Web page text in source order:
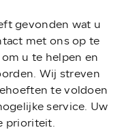
gevonden wat u
met ons op te
u te helpen en
Wij streven
te voldoen
service. Uw
prioriteit.